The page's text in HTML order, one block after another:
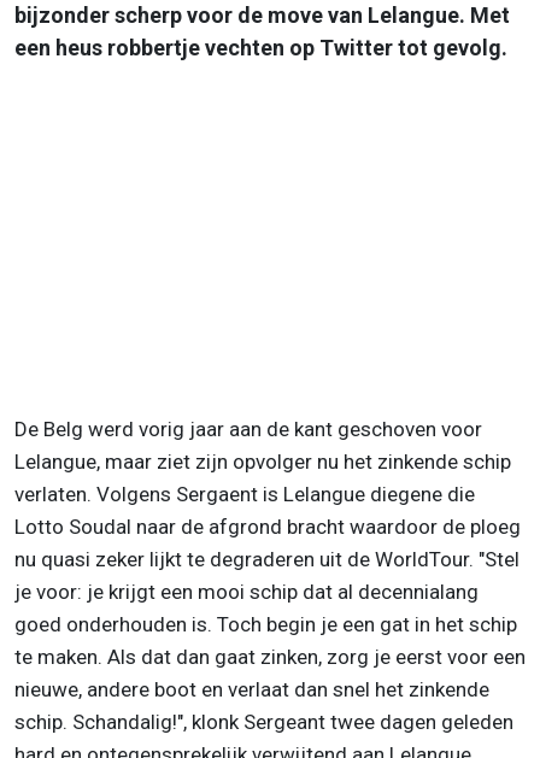
bijzonder scherp voor de move van Lelangue. Met
een heus robbertje vechten op Twitter tot gevolg.
De Belg werd vorig jaar aan de kant geschoven voor
Lelangue, maar ziet zijn opvolger nu het zinkende schip
verlaten. Volgens Sergaent is Lelangue diegene die
Lotto Soudal naar de afgrond bracht waardoor de ploeg
nu quasi zeker lijkt te degraderen uit de WorldTour. "Stel
je voor: je krijgt een mooi schip dat al decennialang
goed onderhouden is. Toch begin je een gat in het schip
te maken. Als dat dan gaat zinken, zorg je eerst voor een
nieuwe, andere boot en verlaat dan snel het zinkende
schip. Schandalig!", klonk Sergeant twee dagen geleden